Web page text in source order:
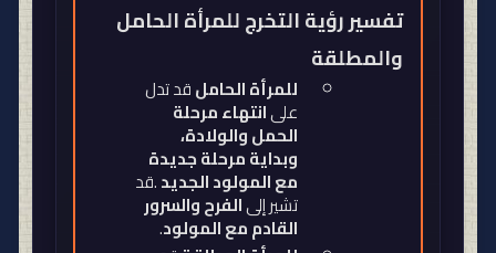
تفسير رؤية التخرج للمرأة الحامل
والمطلقة
للمرأة الحاملقد تدل
علىانتهاء مرحلة
الحمل والولادة،
وبداية مرحلة جديدة
مع المولود الجديد.قد
تشير إلىالفرح والسرور
القادم مع المولود.